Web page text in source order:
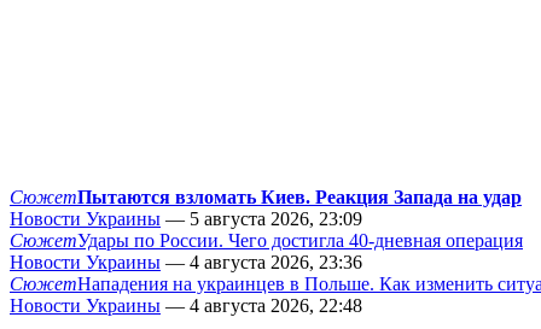
СюжетПытаются взломать Киев. Реакция Запада на удар
Новости Украины — 5 августа 2026, 23:09
СюжетУдары по России. Чего достигла 40-дневная операция
Новости Украины — 4 августа 2026, 23:36
СюжетНападения на украинцев в Польше. Как изменить
Новости Украины — 4 августа 2026, 22:48